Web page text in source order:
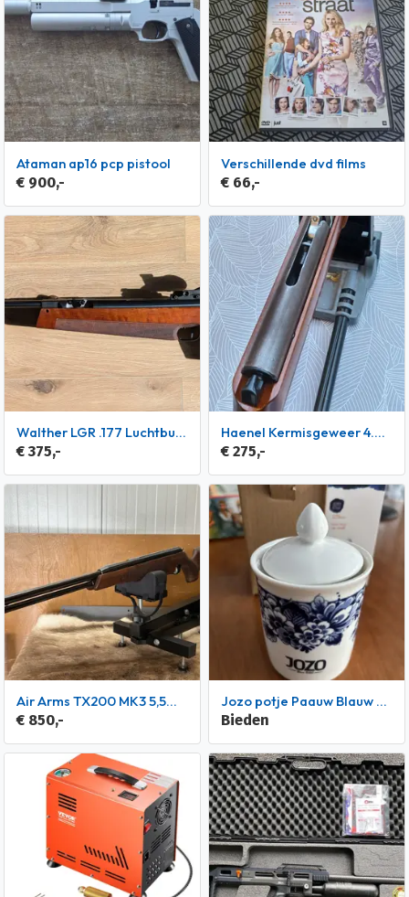
Ataman ap16 pcp pistool
€ 900,-
Verschillende dvd films
€ 66,-
Walther LGR .177 Luchtbuks
€ 375,-
Haenel Kermisgeweer 4.4mm rond
€ 275,-
Air Arms TX200 MK3 5,5mm
€ 850,-
Jozo potje Paauw Blauw Heinen Delfts aardewerk porseleinlook
Bieden